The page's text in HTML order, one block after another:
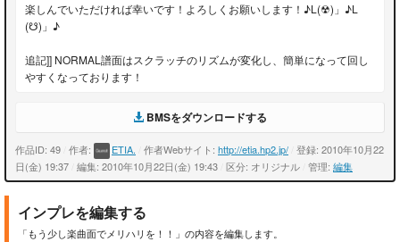
楽しんでいただければ幸いです！よろしくお願いします！♪L(☢)」♪L
(☋)」♪
追記]] NORMAL譜面はスクラッチのリズムが変化し、簡単になって回し
やすくなっております！
BMSをダウンロードする
作品ID: 49 作者: ETIA. 作者Webサイト: http://etia.hp2.jp/ 登録: 2010年10月22
日(金) 19:37 編集: 2010年10月22日(金) 19:43 区分: オリジナル 管理: 編集
インプレを編集する
「もう少し楽曲面でメリハリを！！」の内容を編集します。